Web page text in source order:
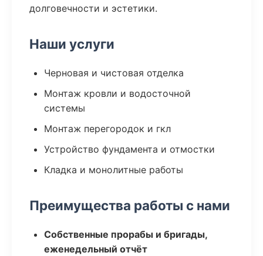
долговечности и эстетики.
Наши услуги
Черновая и чистовая отделка
Монтаж кровли и водосточной
системы
Монтаж перегородок и гкл
Устройство фундамента и отмостки
Кладка и монолитные работы
Преимущества работы с нами
Собственные прорабы и бригады,
еженедельный отчёт